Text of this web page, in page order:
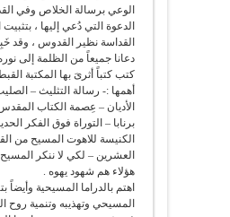
الوعي برسالة الخلاص وفي
الدعوة التي دُعي إليها ،
القداسة نظير القدوس ، وقد
دعانا جميعاً من الظلمة إلى
كتب كتباً أثرىَ بها المكتبة
أهمها :- رسالة التثليث –
الأديان – عِصمة الكتاب
برنابا – التوراة فوق الفكر
الكنيسة للاهوت المسيح من
العشرين – لكي لا ننكر
هؤلاء هم شهود يهوه .
اهتم بالدراما المسيحية وأيضاً
المسيحي وتهذيبه وتنمية روح